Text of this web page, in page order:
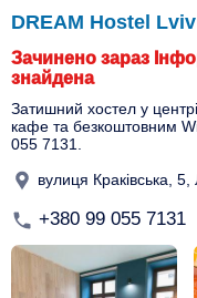
DREAM Hostel Lviv
Зачинено зараз
знайдена
Затишний хостел у
кафе та безкоштовним
055 7131.
вулиця Краківська, 5,
+380 99 055 7131